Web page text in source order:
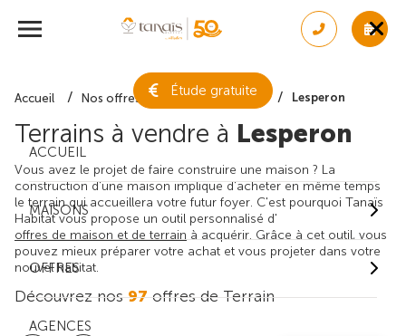
Étude gratuite
ACCUEIL
MAISONS
OFFRES
AGENCES
Accueil Nos offres de terrain Landes Lesperon
Terrains à vendre à Lesperon
Vous avez le projet de faire construire une maison ? La
construction d'une maison implique d'acheter en même temps
le terrain qui accueillera votre futur foyer. C'est pourquoi Tanaïs
Habitat vous propose un outil personnalisé d'
offres de maison et de terrain à acquérir. Grâce à cet outil, vous
pouvez mieux préparer votre achat et vous projeter dans votre
nouvel habitat.
Découvrez nos97offres de Terrain